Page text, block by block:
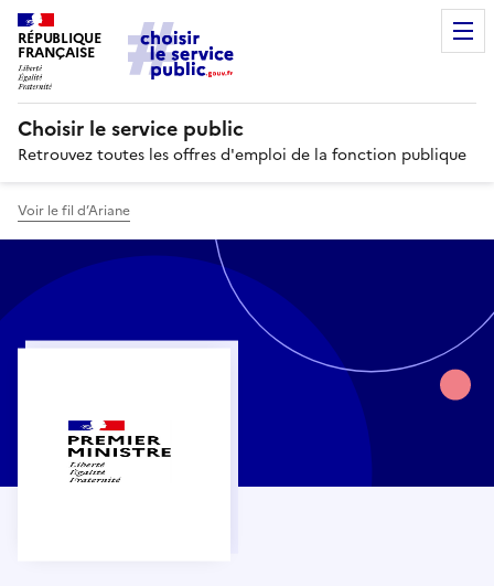
RÉPUBLIQUE
FRANÇAISE
Choisir le service public
Retrouvez toutes les offres d'emploi de la fonction publique
Voir le fil d’Ariane